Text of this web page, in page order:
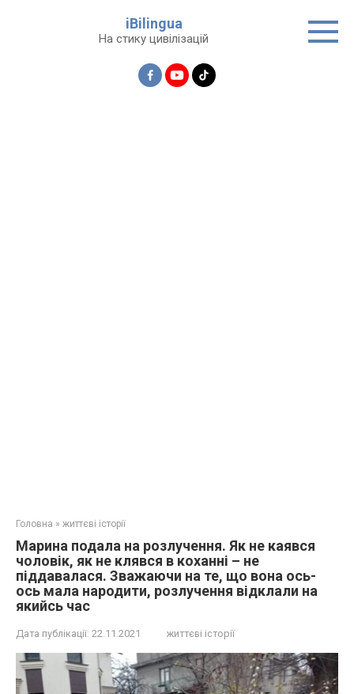
iBilingua
На стику цивілізацій
Головна » життєві історії
Марина подала на розлучення. Як не каявся
чоловік, як не клявся в коханні – не
піддавалася. Зважаючи на те, що вона ось-
ось мала народити, розлучення відклали на
якийсь час
Дата публікації: 22.11.2021 життєві історії